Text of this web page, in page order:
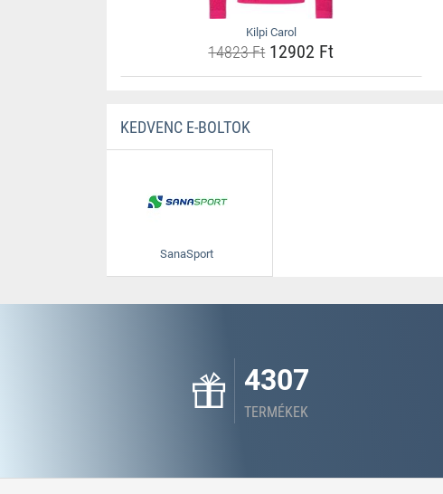
Kilpi Carol
14823 Ft12902 Ft
KEDVENC E-BOLTOK
SanaSport
4307
TERMÉKEK